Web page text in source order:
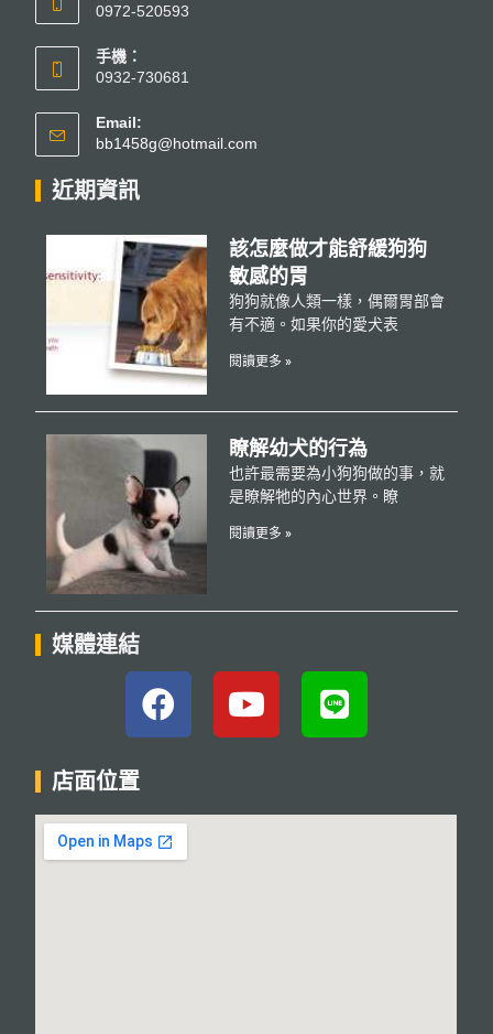
0972-520593
手機：
0932-730681
Email:
bb1458g@hotmail.com
近期資訊
該怎麼做才能舒緩狗狗
敏感的胃
狗狗就像人類一樣，偶爾胃部會
有不適。如果你的愛犬表
閱讀更多 »
瞭解幼犬的行為
也許最需要為小狗狗做的事，就
是瞭解牠的內心世界。瞭
閱讀更多 »
媒體連結
店面位置